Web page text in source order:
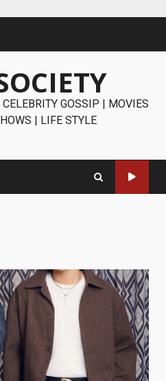
GOSSIP | MOVIES
| LIFE STYLE